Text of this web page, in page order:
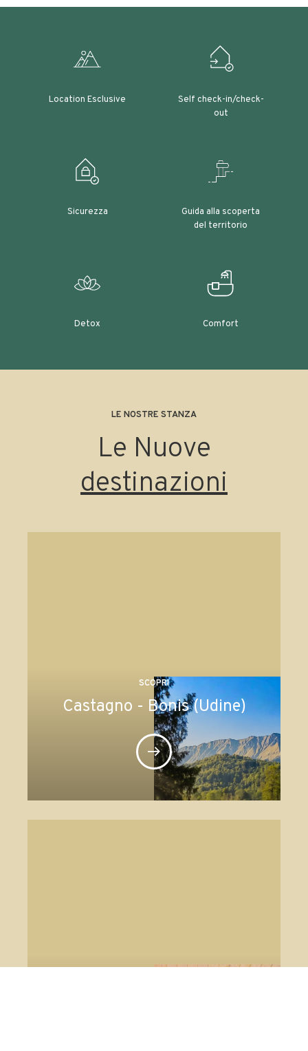
Location Esclusive
Self check-in/check-
out
Sicurezza
Guida alla scoperta
del territorio
Detox Comfort
LE NOSTRE STANZA
Le Nuove
destinazioni
SCOPRI
Castagno - Bonis (Udine)